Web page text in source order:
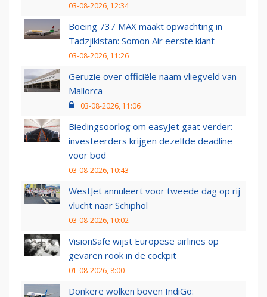
03-08-2026, 12:34
Boeing 737 MAX maakt opwachting in
Tadzjikistan: Somon Air eerste klant
03-08-2026, 11:26
Geruzie over officiële naam vliegveld van
Mallorca
03-08-2026, 11:06
Biedingsoorlog om easyJet gaat verder:
investeerders krijgen dezelfde deadline
voor bod
03-08-2026, 10:43
WestJet annuleert voor tweede dag op rij
vlucht naar Schiphol
03-08-2026, 10:02
VisionSafe wijst Europese airlines op
gevaren rook in de cockpit
01-08-2026, 8:00
Donkere wolken boven IndiGo: